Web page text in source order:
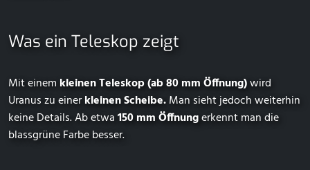
Was ein Teleskop zeigt
Mit einem kleinen Teleskop (ab 80 mm Öffnung)wird
Uranus zu einerkleinen Scheibe.Man sieht jedoch weiterhin
keine Details. Ab etwa150 mm Öffnungerkennt man die
blassgrüne Farbe besser.